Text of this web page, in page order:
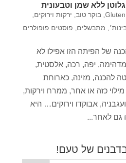
ללא שמן וטבעונית
בוקר טוב ירקות וירוקים
מתבשלים פוסטים פופולרים
של הפיתה הזו אפילו לא
יפה, רכה, אלסטית,
להכנה, מזינה, כארוחת
כזה או אחר, ממרח וירקות,
אבוקדו וירוקים… היא
גם לאחר...
של טעם!